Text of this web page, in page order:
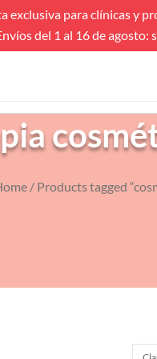
exclusiva para clínicas y
del 1 al 16 de agosto:
/ Products tagged